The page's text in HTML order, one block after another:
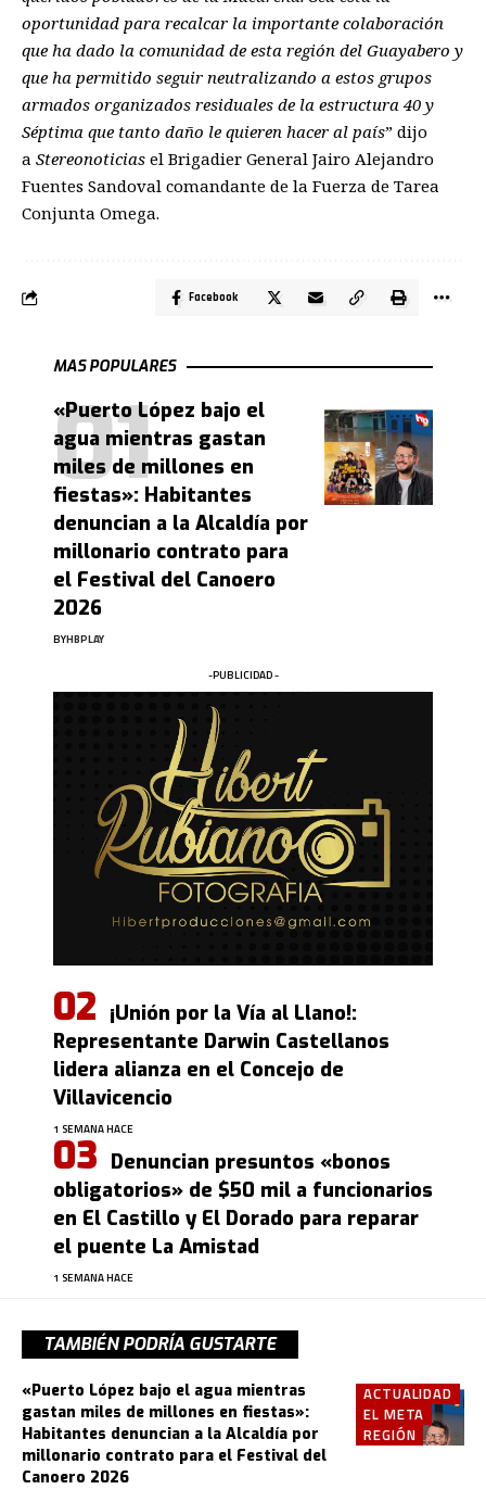
oportunidad para recalcar la importante colaboración
que ha dado la comunidad de esta región del Guayabero y
que ha permitido seguir neutralizando a estos grupos
armados organizados residuales de la estructura 40 y
Séptima que tanto daño le quieren hacer al país” dijo
a Stereonoticias el Brigadier General Jairo Alejandro
Fuentes Sandoval comandante de la Fuerza de Tarea
Conjunta Omega.
Facebook
MAS POPULARES
«Puerto López bajo el
agua mientras gastan
miles de millones en
fiestas»: Habitantes
denuncian a la Alcaldía por
millonario contrato para
el Festival del Canoero
2026
BYHBPLAY
-PUBLICIDAD -
¡Unión por la Vía al Llano!:
Representante Darwin Castellanos
lidera alianza en el Concejo de
Villavicencio
1 SEMANA HACE
Denuncian presuntos «bonos
obligatorios» de $50 mil a funcionarios
en El Castillo y El Dorado para reparar
el puente La Amistad
1 SEMANA HACE
TAMBIÉN PODRÍA GUSTARTE
ACTUALIDAD
EL META
REGIÓN
«Puerto López bajo el agua mientras
gastan miles de millones en fiestas»:
Habitantes denuncian a la Alcaldía por
millonario contrato para el Festival del
Canoero 2026